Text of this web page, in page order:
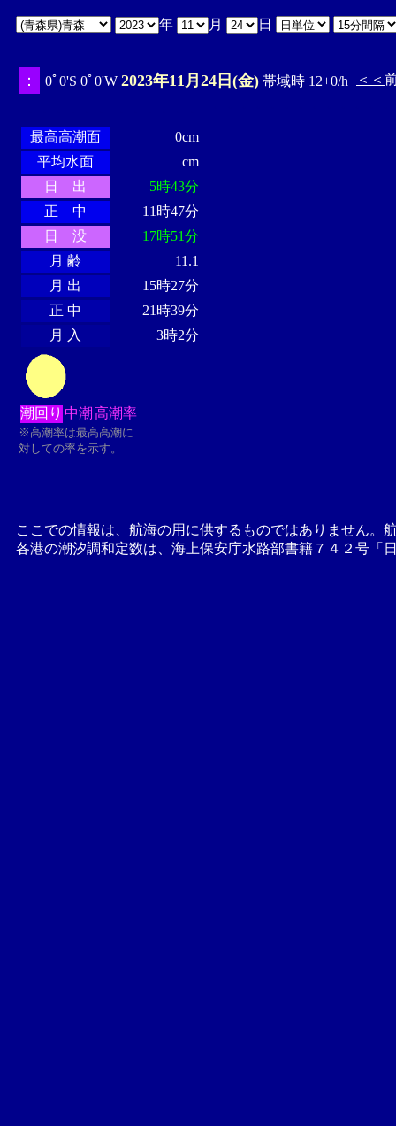
年 月 日
： 0ﾟ0'S 0ﾟ0'W 2023年11月24日(金) 帯域時 12+0/h ＜＜
最高高潮面
0cm
平均水面
cm
日 出
5時43分
正 中
11時47分
日 没
17時51分
月 齢
11.1
月 出
15時27分
正 中
21時39分
月 入
3時2分
潮回り 中潮 高潮率
※高潮率は最高高潮に
対しての率を示す。
ここでの情報は、航海の用に供するものではありません。
各港の潮汐調和定数は、海上保安庁水路部書籍７４２号「